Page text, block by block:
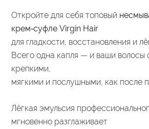
Откройте для себя топовый
крем‑суфле Virgin Hair
для гладкости, восстановления и
Всего одна капля — и ваши волосы
крепкими,
мягкими и послушными, как после
Лёгкая эмульсия
мгновенно разглаживает